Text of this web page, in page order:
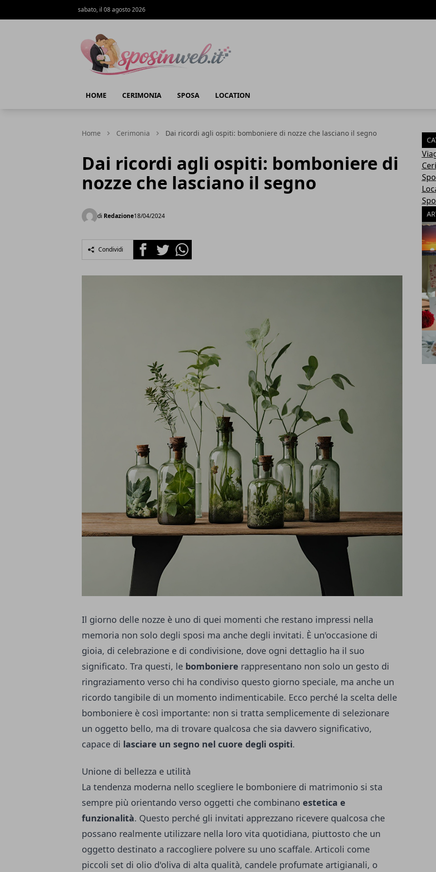
sabato, il 08 agosto 2026
HOME CERIMONIA SPOSA LOCATION
Home Cerimonia Dai ricordi agli ospiti: bomboniere di nozze che lasciano il segno
Dai ricordi agli ospiti: bomboniere di
nozze che lasciano il segno
di Redazione18/04/2024
Condividi FacebookTwitterWhatsapp
Il giorno delle nozze è uno di quei momenti che restano impressi nella
memoria non solo degli sposi ma anche degli invitati. È un'occasione di
gioia, di celebrazione e di condivisione, dove ogni dettaglio ha il suo
significato. Tra questi, le bomboniere rappresentano non solo un gesto di
ringraziamento verso chi ha condiviso questo giorno speciale, ma anche un
ricordo tangibile di un momento indimenticabile. Ecco perché la scelta delle
bomboniere è così importante: non si tratta semplicemente di selezionare
un oggetto bello, ma di trovare qualcosa che sia davvero significativo,
capace di lasciare un segno nel cuore degli ospiti.
Unione di bellezza e utilità
La tendenza moderna nello scegliere le bomboniere di matrimonio si sta
sempre più orientando verso oggetti che combinano estetica e
funzionalità. Questo perché gli invitati apprezzano ricevere qualcosa che
possano realmente utilizzare nella loro vita quotidiana, piuttosto che un
oggetto destinato a raccogliere polvere su uno scaffale. Articoli come
piccoli set di olio d'oliva di alta qualità, candele profumate artigianali, o